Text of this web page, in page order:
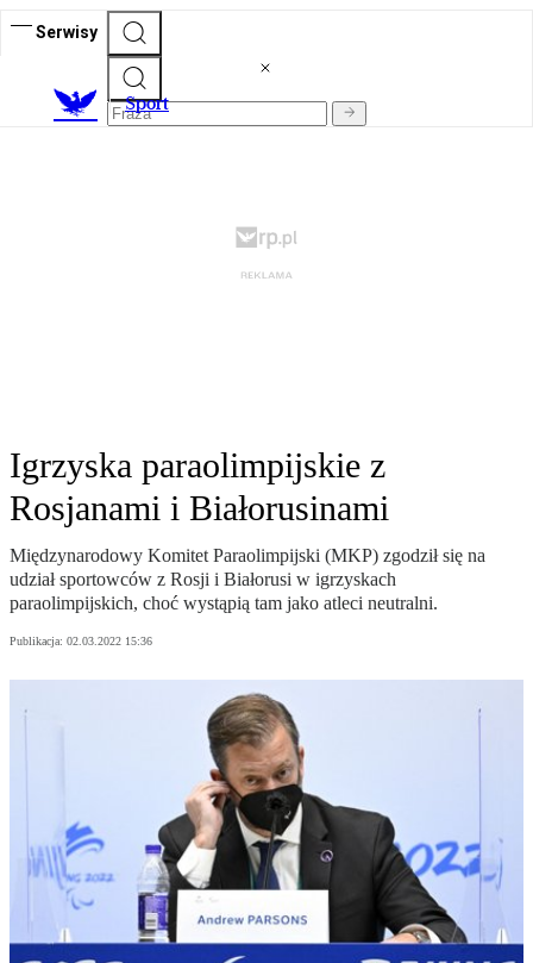
Serwisy
Sport
Igrzyska paraolimpijskie z
Rosjanami i Białorusinami
Międzynarodowy Komitet Paraolimpijski (MKP) zgodził się na
udział sportowców z Rosji i Białorusi w igrzyskach
paraolimpijskich, choć wystąpią tam jako atleci neutralni.
Publikacja: 02.03.2022 15:36